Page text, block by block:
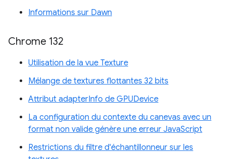
Informations sur Dawn
Chrome 132
Utilisation de la vue Texture
Mélange de textures flottantes 32 bits
Attribut adapterInfo de GPUDevice
La configuration du contexte du canevas avec un
format non valide génère une erreur JavaScript
Restrictions du filtre d'échantillonneur sur les